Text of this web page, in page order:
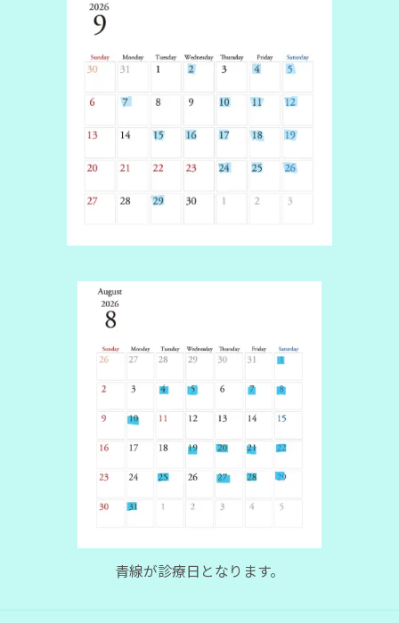
青線が診療日となります。